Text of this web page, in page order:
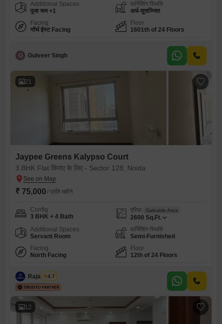
Additional Spaces
पूजा रूम +1
फर्निशिंग स्थिति
अर्ध-सुसज्जित
Facing
नॉर्थ ईस्ट Facing
Floor
1601th of 24 Floors
G Gulveer Singh
21
Jaypee Greens Kalypso Court
3 BHK Flat किराए के लिए - Sector 128, Noida
₹ 75,000 / प्रति महीने
Config
3 BHK + 4 Bath
एरिया Saleable Area
2600 Sq.Ft.
Additional Spaces
Servant Room
फर्निशिंग स्थिति
Semi-Furnished
Facing
North Facing
Floor
12th of 24 Floors
Raja Tyagi
4.7
12